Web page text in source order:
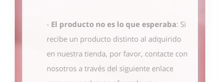
- El producto no es lo que esperaba: Si
recibe un producto distinto al adquirido
en nuestra tienda, por favor, contacte con
nosotros a través del siguiente enlace